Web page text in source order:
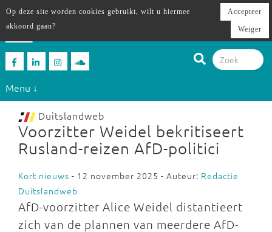
Menu ↓
Duitslandweb
Voorzitter Weidel bekritiseert
Rusland-reizen AfD-politici
Kort nieuws - 12 november 2025 - Auteur: Redactie
Duitslandweb
AfD-voorzitter Alice Weidel distantieert
zich van de plannen van meerdere AfD-
Op deze site worden cookies gebruikt, wilt u hiermee
akkoord gaan?
Accepteer
Weiger